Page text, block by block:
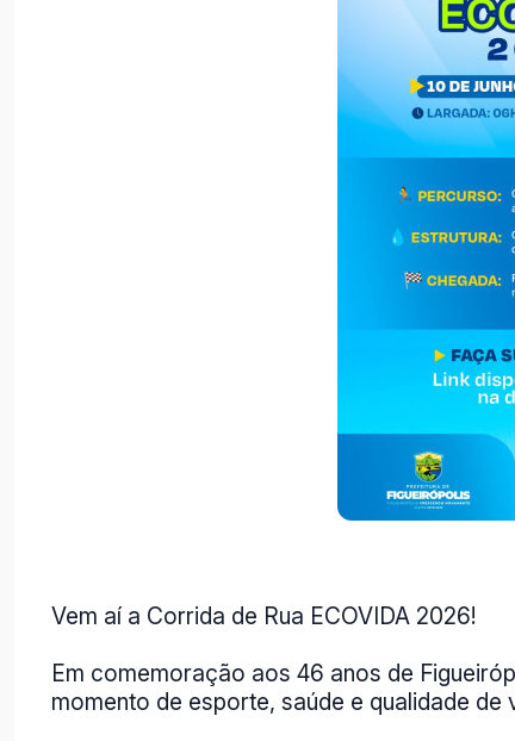
Vem aí a Corrida de Rua ECOVIDA 2026!
Em comemoração aos 46 anos de
momento de esporte, saúde e qualidade de